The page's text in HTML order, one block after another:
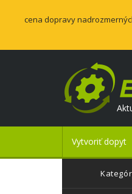
cena dopravy
Vytvoriť dopyt